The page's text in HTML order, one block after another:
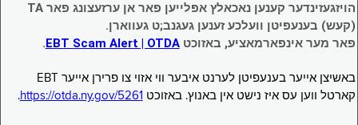
הויזגעזינדער קענען נאכאלץ אפּלייען פאר אן ערזעצונג פאר TA
(קעש) בענעפיטן וועלכע זענען געגנב;ט געווארן.
פאר מער אינפארמאציע, באזוכטEBT Scam Alert | OTDA
.
באשיצן אייער בענעפיטן לערנט איבער ווי אזוי צו פרירן אייער EBT
קארטל ווען עס איז נישט אין באנוץ. באזוכט https://otda.ny.gov/5261
.